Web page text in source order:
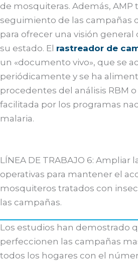
de mosquiteras. Además, AMP
seguimiento de las campañas
para ofrecer una visión general
su estado. El rastreador de
un «documento vivo», que se
periódicamente y se ha
procedentes del análisis RBM
facilitada por los programas
malaria.
LÍNEA DE TRABAJO 6: Ampliar
operativas para mantener el
mosquiteros tratados con
las campañas.
Los estudios han demostrado
perfeccionen las campañas
todos los hogares con el